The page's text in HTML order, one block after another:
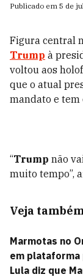
Publicado em 5 de
Figura central
Trump à
voltou aos
que o atual
mandato e tem
“Trump não
muito tempo”,
Veja
Marmotas no
em plataforma
Lula diz que